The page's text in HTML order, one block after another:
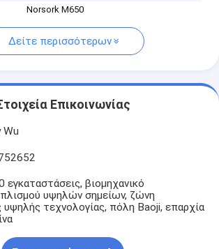
Norsork M650
Δείτε περισσότερων
Επικοινωνίας
Wu
εγκαταστάσεις, βιομηχανικό
υψηλών σημείων, ζώνη
υψηλής τεχνολογίας, πόλη Baoji, επαρχία